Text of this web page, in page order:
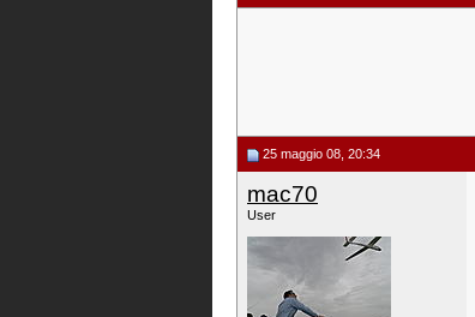
25 maggio 08, 20:34
mac70
User